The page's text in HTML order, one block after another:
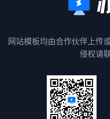
网站模板均由合作伙伴上传
侵权请